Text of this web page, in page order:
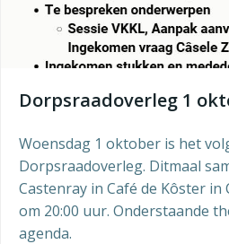
Dorpsraadoverleg 1
Woensdag 1 oktober is het
Dorpsraadoverleg. Ditmaal
Castenray in Café de Kôster in
om 20:00 uur. Onderstaande
agenda.